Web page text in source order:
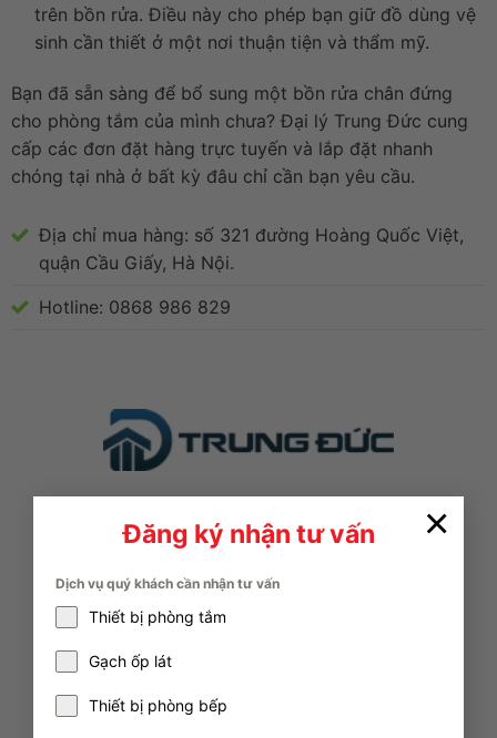
Đăng ký nhận tư vấn
Dịch vụ quý khách cần nhận tư vấn
Thiết bị phòng tắm
Gạch ốp lát
Thiết bị phòng bếp
×
trên bồn rửa. Điều này cho phép bạn giữ đồ dùng vệ
sinh cần thiết ở một nơi thuận tiện và thẩm mỹ.
Bạn đã sẵn sàng để bổ sung một bồn rửa chân đứng
cho phòng tắm của mình chưa? Đại lý Trung Đức cung
cấp các đơn đặt hàng trực tuyến và lắp đặt nhanh
chóng tại nhà ở bất kỳ đâu chỉ cần bạn yêu cầu.
Địa chỉ mua hàng: số 321 đường Hoàng Quốc Việt,
quận Cầu Giấy, Hà Nội.
Hotline: 0868 986 829
khách cần được hỗ trợ về thông tin sản phẩm,
chương trình khuyến mại, thông số kỹ thuật và